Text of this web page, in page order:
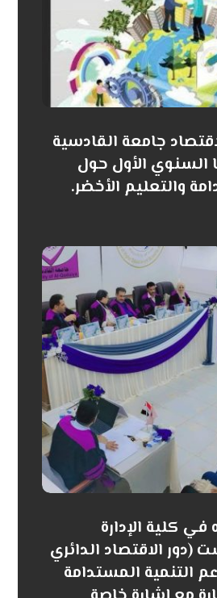
جامعة القادسية
السنوي الأول حول
والتعليم الأخضر.
كلية الإدارة
(دور الاقتصاد الدائري
التنمية المستدامة